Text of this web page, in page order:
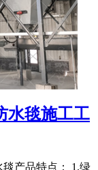
水毯施工工
产品特点： 1.绿